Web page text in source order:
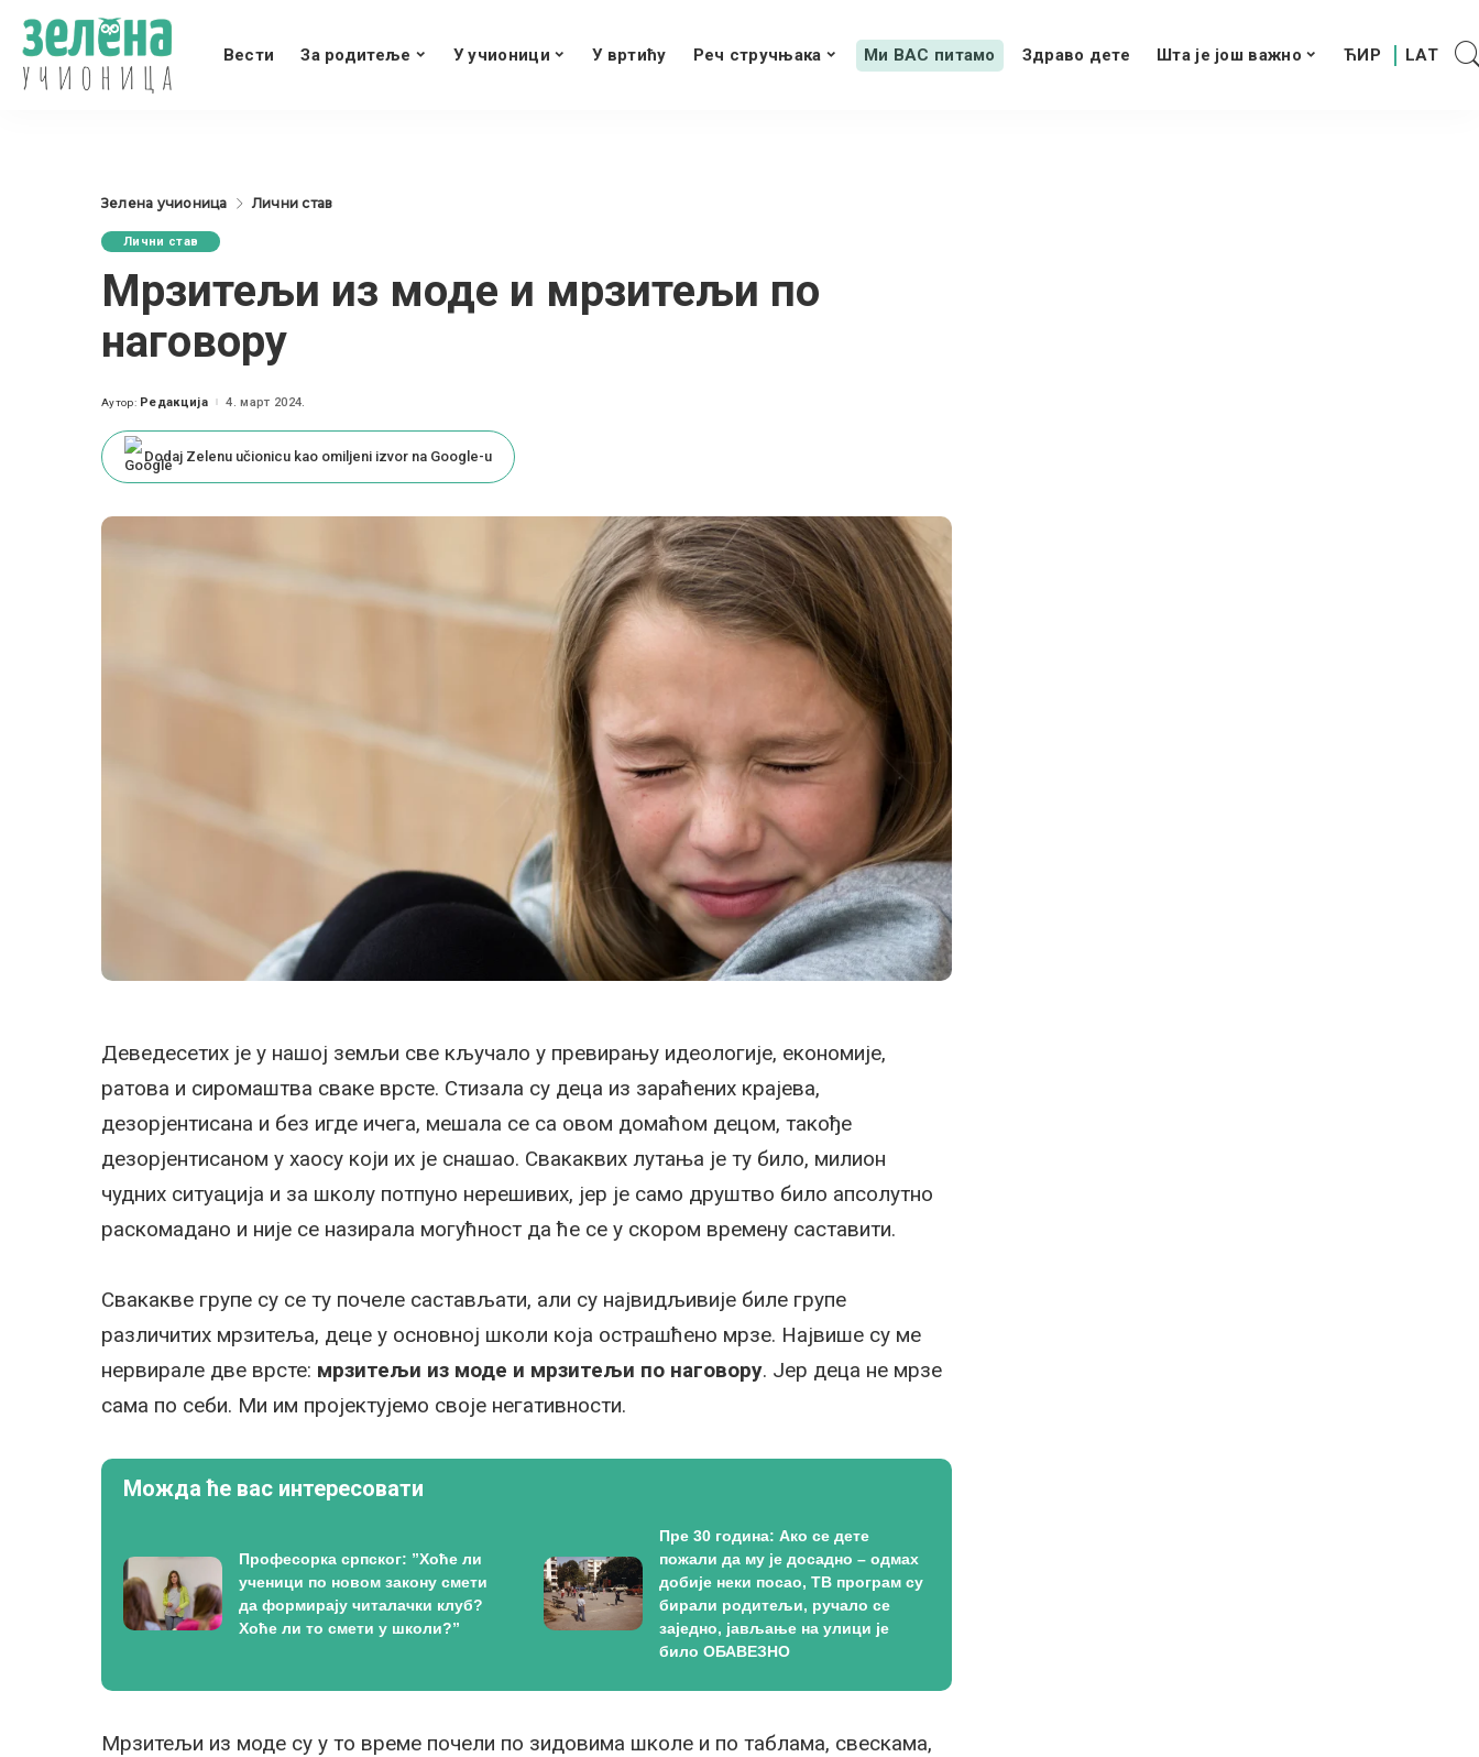
Вести За родитеље У учионици У вртићу Реч стручњака Ми ВАС питамо Здраво дете Шта је још важно
Зелена учионица Лични став
Лични став
Мрзитељи из моде и мрзитељи по
наговору
Posted
Аутор: Редакција 4. март 2024.
Dodaj Zelenu učionicu kao omiljeni izvor na Google-u
Деведесетих је у нашој земљи све кључало у превирању идеологије, економије,
ратова и сиромаштва сваке врсте. Стизала су деца из зараћених крајева,
дезорјентисана и без игде ичега, мешала се са овом домаћом децом, такође
дезорјентисаном у хаосу који их је снашао. Свакаквих лутања је ту било, милион
чудних ситуација и за школу потпуно нерешивих, јер је само друштво било апсолутно
раскомадано и није се назирала могућност да ће се у скором времену саставити.
Свакакве групе су се ту почеле састављати, али су највидљивије биле групе
различитих мрзитеља, деце у основној школи која острашћено мрзе. Највише су ме
нервирале две врсте: мрзитељи из моде и мрзитељи по наговору. Јер деца не мрзе
сама по себи. Ми им пројектујемо своје негативности.
Можда ће вас интересовати
Професорка српског: ”Хоће ли
ученици по новом закону смети
да формирају читалачки клуб?
Хоће ли то смети у школи?”
Пре 30 година: Ако се дете
пожали да му је досадно – одмах
добије неки посао, ТВ програм су
бирали родитељи, ручало се
заједно, јављање на улици је
било ОБАВЕЗНО
Мрзитељи из моде су у то време почели по зидовима школе и по таблама, свескама,